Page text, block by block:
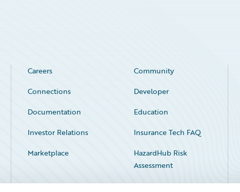
Careers
Community
Connections
Developer
Documentation
Education
Investor Relations
Insurance Tech FAQ
Marketplace
HazardHub Risk
Assessment
Service Status